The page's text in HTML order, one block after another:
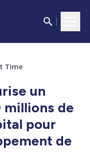
Time
un
millions de
pour
de